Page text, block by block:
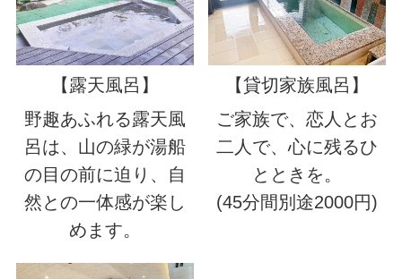
【露天風呂】
野趣あふれる露天風
呂は、山の緑が湯船
の目の前に迫り、自
然との一体感が楽し
めます。
【貸切家族風呂】
ご家族で、恋人とお
二人で、心に残るひ
とときを。
(45分間別途2000円)